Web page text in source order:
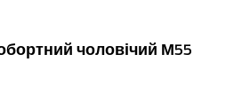
чоловічий М55